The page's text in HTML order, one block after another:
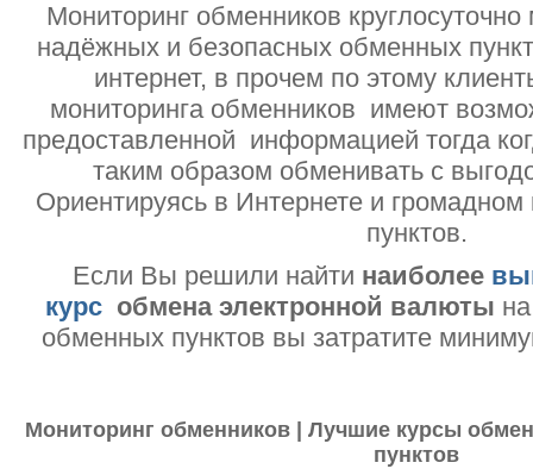
Мониторинг обменников круглосуточно
надёжных и безопасных обменных
интернет, в прочем по этому
мониторинга обменников имеют
предоставленной информацией тогда
таким образом обменивать с
Ориентируясь в Интернете и
пунктов.
Если Вы решили найти наиболее
курс обмена электронной валюты
обменных пунктов вы затратите
Мониторинг обменников | Лучшие курсы
пунктов